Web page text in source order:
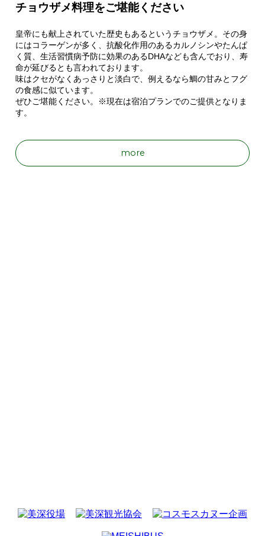
チョウザメ料理をご堪能ください
皇帝にも献上されていた歴史もあるというチョウザメ。その身
にはコラーゲンが多く、抗酸化作用のあるカルノシンやたんぱ
く質、生活習慣病予防に効果のあるDHAなども含んでおり、寿
命が延びるとも言われております。
味はクセがなくあっさりと淡白で、例えるなら鯛の甘みとフグ
の食感に似ています。
ぜひご堪能ください。※現在は宿泊プランでのご提供となりま
す。
more